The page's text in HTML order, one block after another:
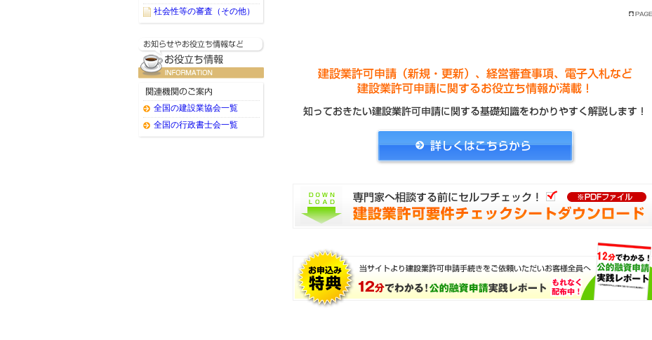
社会性等の審査（その他）
全国の建設業協会一覧
全国の行政書士会一覧